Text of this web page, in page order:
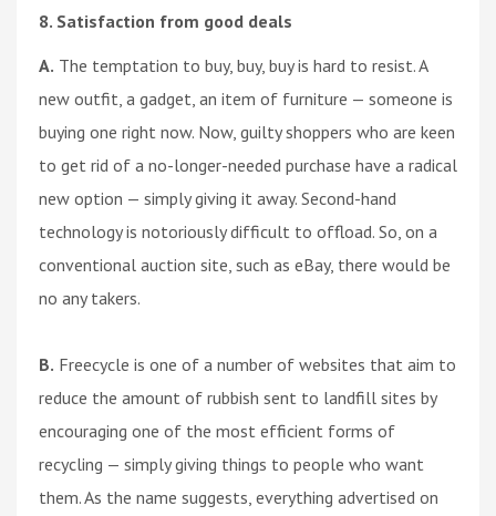
8. Satisfaction from good deals
A. The temptation to buy, buy, buy is hard to resist. A
new outfit, a gadget, an item of furniture — someone is
buying one right now. Now, guilty shoppers who are keen
to get rid of a no-longer-needed purchase have a radical
new option — simply giving it away. Second-hand
technology is notoriously difficult to offload. So, on a
conventional auction site, such as eBay, there would be
no any takers.
B. Freecycle is one of a number of websites that aim to
reduce the amount of rubbish sent to landfill sites by
encouraging one of the most efficient forms of
recycling — simply giving things to people who want
them. As the name suggests, everything advertised on